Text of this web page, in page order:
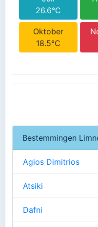
26.6°C
Oktober
18.5°C
Bestemmingen
Agios Dimitrios
Atsiki
Dafni